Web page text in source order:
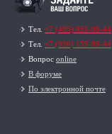
Тел. +7 (495) 951-99-44
Тел. +7 (926) 159-99-44
Вопрос online
В форуме
По электронной почте